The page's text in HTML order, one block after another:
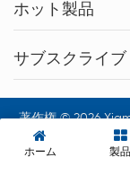
ホット製品
サブスクライブ
著作権 © 2026
ホーム 製品